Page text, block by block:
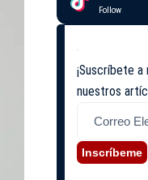
Follow
¡Suscríbete
nuestros
Inscríbeme